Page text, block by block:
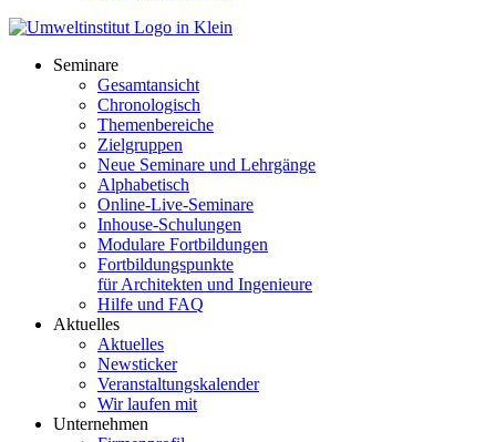
Seminare
Gesamtansicht
Chronologisch
Themenbereiche
Zielgruppen
Neue Seminare und Lehrgänge
Alphabetisch
Online-Live-Seminare
Inhouse-Schulungen
Modulare Fortbildungen
Fortbildungspunkte
für Architekten und Ingenieure
Hilfe und FAQ
Aktuelles
Aktuelles
Newsticker
Veranstaltungskalender
Wir laufen mit
Unternehmen